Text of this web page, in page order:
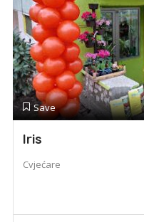
Save
Iris
Cvjećare